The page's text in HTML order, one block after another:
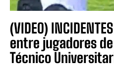
(VIDEO)
entre jugadores
Técnico